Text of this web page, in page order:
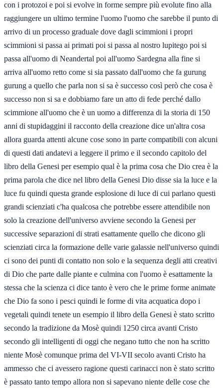
con i protozoi e poi si evolve in forme sempre più evolute fino alla
raggiungere un ultimo termine l'uomo l'uomo che sarebbe il punto di
arrivo di un processo graduale dove dagli scimmioni i propri
scimmioni si passa ai primati poi si passa al nostro lupitego poi si
passa all'uomo di Neandertal poi all'uomo Sardegna alla fine si
arriva all'uomo retto come si sia passato dall'uomo che fa gurung
gurung a quello che parla non si sa è successo così però che cosa è
successo non si sa e dobbiamo fare un atto di fede perché dallo
scimmione all'uomo che è un uomo a differenza di la storia di 150
anni di stupidaggini il racconto della creazione dice un'altra cosa
allora guarda attenti alcune cose sono in parte compatibili con alcuni
di questi dati andatevi a leggere il primo e il secondo capitolo del
libro della Genesi per esempio qual è la prima cosa che Dio crea è la
prima parola che dice nel libro della Genesi Dio disse sia la luce e la
luce fu quindi questa grande esplosione di luce di cui parlano questi
grandi scienziati c'ha qualcosa che potrebbe essere attendibile non
solo la creazione dell'universo avviene secondo la Genesi per
successive separazioni di strati esattamente quello che dicono gli
scienziati circa la formazione delle varie galassie nell'universo quindi
ci sono dei punti di contatto non solo e la sequenza degli atti creativi
di Dio che parte dalle piante e culmina con l'uomo è esattamente la
stessa che la scienza ci dice tanto è vero che le prime forme animate
che Dio fa sono i pesci quindi le forme di vita acquatica dopo i
vegetali quindi tenete un esempio il libro della Genesi è stato scritto
secondo la tradizione da Mosè quindi 1250 circa avanti Cristo
secondo gli intelligenti di oggi che negano tutto che non ha scritto
niente Mosè comunque prima del VI-VII secolo avanti Cristo ha
ammesso che ci avessero ragione questi carinacci non è stato scritto
è passato tanto tempo allora non si sapevano niente delle cose che